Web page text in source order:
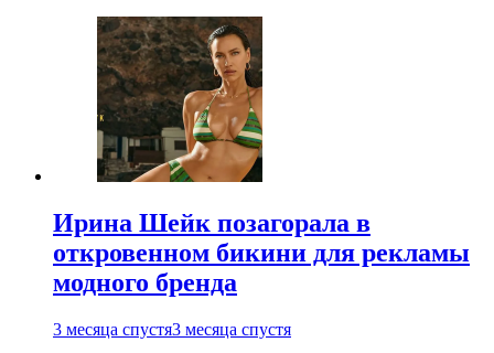
Ирина Шейк позагорала в
откровенном бикини для рекламы
модного бренда
3 месяца спустя3 месяца спустя